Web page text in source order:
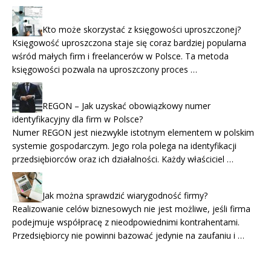
Kto może skorzystać z księgowości uproszczonej?
Księgowość uproszczona staje się coraz bardziej popularna
wśród małych firm i freelancerów w Polsce. Ta metoda
księgowości pozwala na uproszczony proces …
REGON – Jak uzyskać obowiązkowy numer
identyfikacyjny dla firm w Polsce?
Numer REGON jest niezwykle istotnym elementem w polskim
systemie gospodarczym. Jego rola polega na identyfikacji
przedsiębiorców oraz ich działalności. Każdy właściciel …
Jak można sprawdzić wiarygodność firmy?
Realizowanie celów biznesowych nie jest możliwe, jeśli firma
podejmuje współpracę z nieodpowiednimi kontrahentami.
Przedsiębiorcy nie powinni bazować jedynie na zaufaniu i …